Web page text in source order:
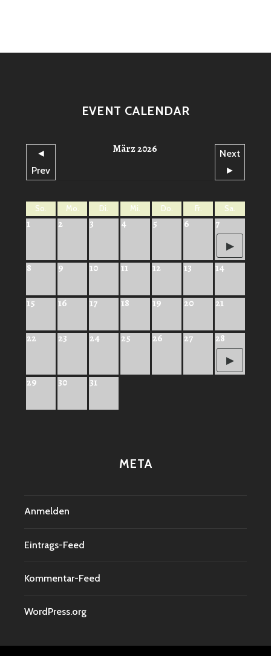
EVENT CALENDAR
◄
Prev
März 2026
Next
►
So. Mo. Di. Mi. Do. Fr. Sa.
1 2 3 4 5 6 7
8 9 10 11 12 13 14
15 16 17 18 19 20 21
22 23 24 25 26 27 28
29 30 31
META
Anmelden
Eintrags-Feed
Kommentar-Feed
WordPress.org